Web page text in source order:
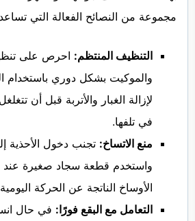
مجموعة من النصائح الفعالة التي
التنظيف المنتظم: احرص على
والموكيت بشكل دوري باستخدام
لإزالة الغبار والأتربة قبل أن
في تلفها.
منع الاتساخ: تجنب دخول الأحذية
واستخدم قطعة سجاد صغيرة عند
الأوساخ الناتجة عن الحركة
التعامل مع البقع فورًا: في حال